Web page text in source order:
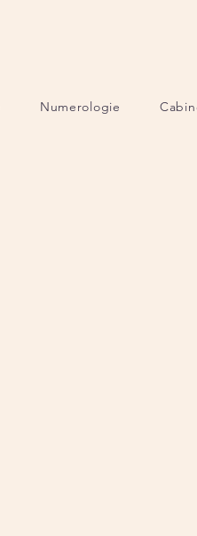
Numerologie